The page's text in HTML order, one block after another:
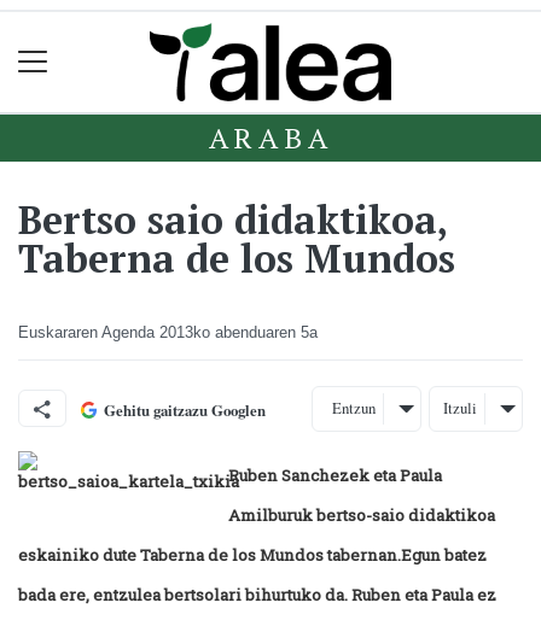
ARABA
Bertso saio didaktikoa,
Taberna de los Mundos
Euskararen Agenda 2013ko abenduaren 5a
Gehitu gaitzazu Googlen Entzun Itzuli
Ruben Sanchezek eta Paula
Amilburuk bertso-saio didaktikoa
eskainiko dute Taberna de los Mundos tabernan.Egun batez
bada ere, entzulea bertsolari bihurtuko da. Ruben eta Paula ez